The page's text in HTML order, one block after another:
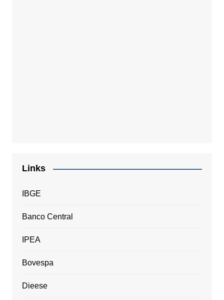
Links
IBGE
Banco Central
IPEA
Bovespa
Dieese